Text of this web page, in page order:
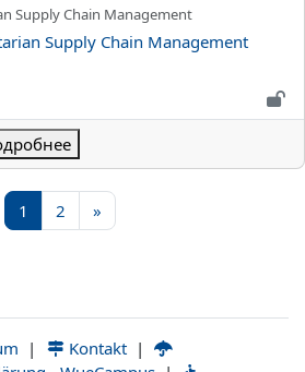
Supply Chain Management
Supply Chain Management
1 Страница 1
2 Страница 2
»
| Kontakt |